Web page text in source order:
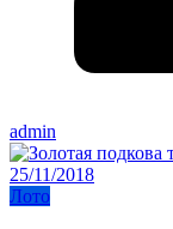
admin
Лото